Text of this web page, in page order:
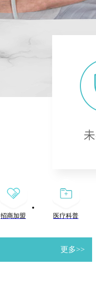
招商加盟 医疗科普
更多>>